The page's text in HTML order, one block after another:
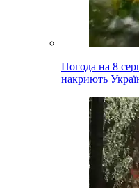
Погода на 8
накриють